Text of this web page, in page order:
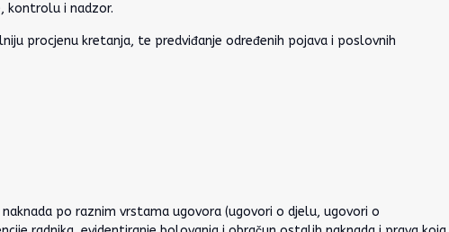
kontrolu i nadzor.
procjenu kretanja, te predviđanje određenih pojava i poslovnih
po raznim vrstama ugovora (ugovori o djelu, ugovori o